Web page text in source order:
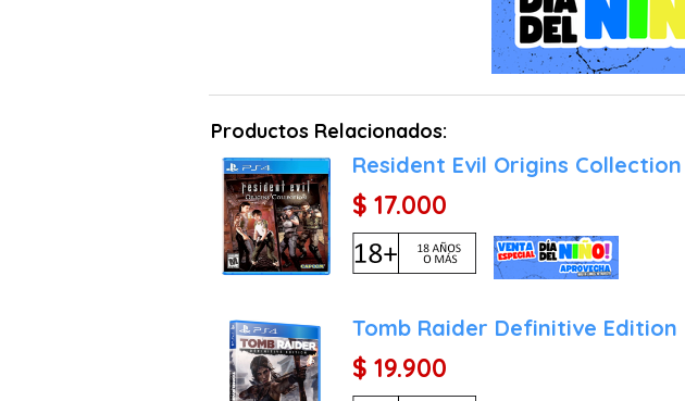
El juego ofrece una
devastación de la
desafíos y situaciones
exploración y toma de
Productos Relacionados:
Resident Evil Origins Collection
$ 17.000
Tomb Raider Definitive Edition
$ 19.900